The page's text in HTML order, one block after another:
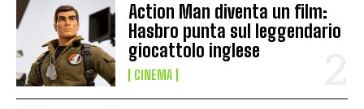
Action Man diventa un film:
Hasbro punta sul leggendario
giocattolo inglese
CINEMA